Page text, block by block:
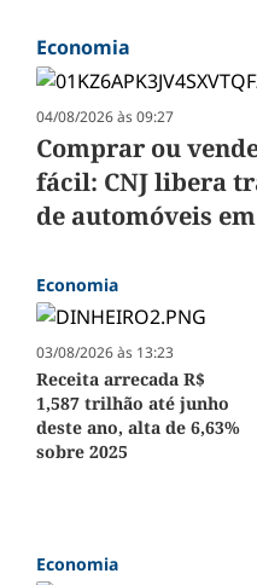
Economia
04/08/2026 às 09:27
Comprar ou
fácil: CNJ libera
de automóveis
Economia
03/08/2026 às 13:23
Receita arrecada R$
1,587 trilhão até junho
deste ano, alta de 6,63%
sobre 2025
Economia